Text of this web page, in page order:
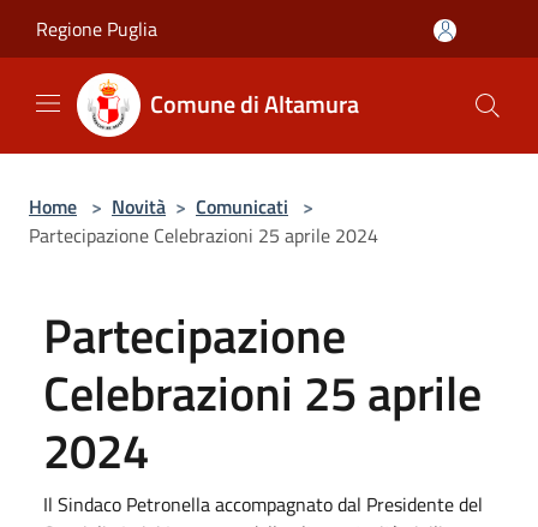
Regione Puglia
Comune di Altamura
Home > Novità > Comunicati >
Partecipazione Celebrazioni 25 aprile 2024
Partecipazione
Celebrazioni 25 aprile
2024
Il Sindaco Petronella accompagnato dal Presidente del